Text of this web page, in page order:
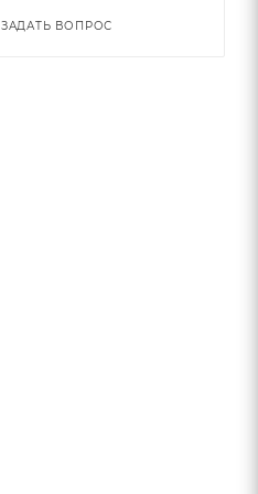
ЗАДАТЬ ВОПРОС